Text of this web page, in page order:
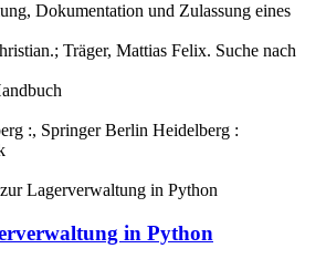
Dokumentation und Zulassung eines
; Träger, Mattias Felix. Suche nach
:, Springer Berlin Heidelberg :
in Python